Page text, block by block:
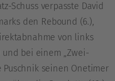
Schuss verpasste David
den Rebound (6.),
von links
bei einem „Zwei-
Puschnik seinen Onetimer